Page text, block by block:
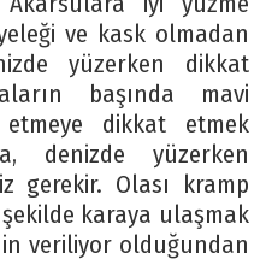
ve kask olmadan
yüzerken dikkat
başında mavi
dikkat etmek
denizde yüzerken
gerekir. Olası kramp
karaya ulaşmak
veriliyor olduğundan